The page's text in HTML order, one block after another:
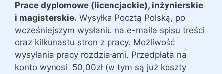
Prace dyplomowe (licencjackie), inżynierskie
i magisterskie. Wysyłka Pocztą Polską, po
wcześniejszym wysłaniu na e-maila spisu treści
oraz kilkunastu stron z pracy. Możliwość
wysyłania pracy rozdziałami. Przedpłata na
konto wynosi 50,00zł (w tym są już koszty